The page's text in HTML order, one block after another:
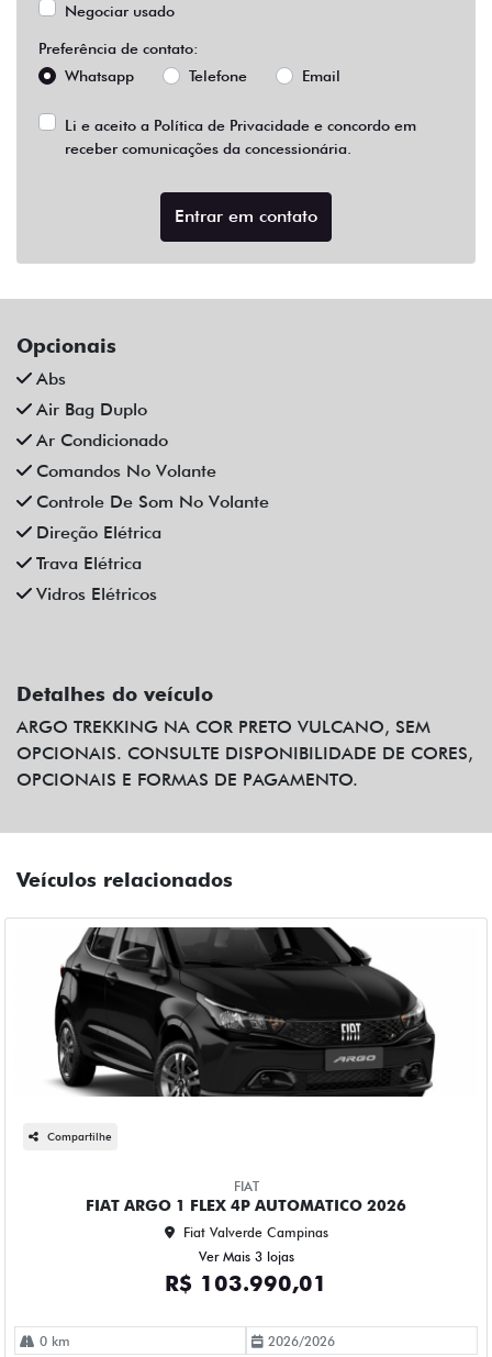
Negociar usado
Preferência de contato:
Whatsapp
Telefone Email
Li e aceito a Política de Privacidade e concordo em
receber comunicações da concessionária.
Entrar em contato
Opcionais
Abs
Air Bag Duplo
Ar Condicionado
Comandos No Volante
Controle De Som No Volante
Direção Elétrica
Trava Elétrica
Vidros Elétricos
Detalhes do veículo
ARGO TREKKING NA COR PRETO VULCANO, SEM
OPCIONAIS. CONSULTE DISPONIBILIDADE DE CORES,
OPCIONAIS E FORMAS DE PAGAMENTO.
Veículos relacionados
Compartilhe
FIAT
FIAT ARGO 1 FLEX 4P AUTOMATICO 2026
Fiat Valverde Campinas
Ver Mais 3 lojas
R$ 103.990,01
0 km 2026/2026